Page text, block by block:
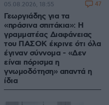
Γεωργιάδης για τα
«πράσινα σπιτάκια»: Η
γραμματέας Διαφάνειας
του ΠΑΣΟΚ έκρινε ότι όλα
έγιναν σύννομα - «Δεν
είναι πόρισμα η
γνωμοδότηση» απαντά η
ίδια
05.08.2026, 18:55 47